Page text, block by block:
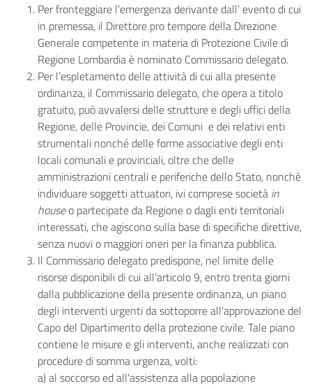
Per fronteggiare l’emergenza derivante dall’ evento di cui
in premessa, il Direttore pro tempore della Direzione
Generale competente in materia di Protezione Civile di
Regione Lombardia è nominato Commissario delegato.
Per l’espletamento delle attività di cui alla presente
ordinanza, il Commissario delegato, che opera a titolo
gratuito, può avvalersi delle strutture e degli uffici della
Regione, delle Provincie, dei Comuni e dei relativi enti
strumentali nonché delle forme associative degli enti
locali comunali e provinciali, oltre che delle
amministrazioni centrali e periferiche dello Stato, nonché
individuare soggetti attuatori, ivi compresesocietà in
house o partecipate da Regione o dagli enti territoriali
interessati, che agiscono sulla base di specifiche direttive,
senza nuovi o maggiori oneri per la finanza pubblica.
Il Commissario delegato predispone, nel limite delle
risorse disponibili di cui all’articolo 9, entro trenta giorni
dalla pubblicazione della presente ordinanza, un piano
degli interventi urgenti da sottoporre all’approvazione del
Capo del Dipartimento della protezione civile. Tale piano
contiene le misure e gli interventi, anche realizzati con
procedure di somma urgenza, volti:
a) al soccorso ed all'assistenza alla popolazione